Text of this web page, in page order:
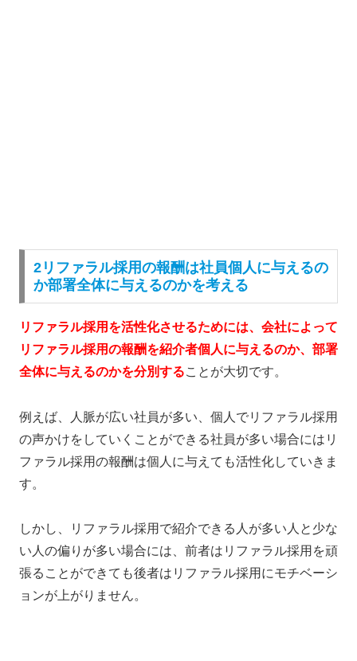
2リファラル採用の報酬は社員個人に与えるの
か部署全体に与えるのかを考える
リファラル採用を活性化させるためには、会社によって
リファラル採用の報酬を紹介者個人に与えるのか、部署
全体に与えるのかを分別することが大切です。
例えば、人脈が広い社員が多い、個人でリファラル採用
の声かけをしていくことができる社員が多い場合にはリ
ファラル採用の報酬は個人に与えても活性化していきま
す。
しかし、リファラル採用で紹介できる人が多い人と少な
い人の偏りが多い場合には、前者はリファラル採用を頑
張ることができても後者はリファラル採用にモチベーシ
ョンが上がりません。